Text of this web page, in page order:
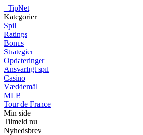
TipNet
Kategorier
Spil
Ratings
Bonus
Strategier
Opdateringer
Ansvarligt spil
Casino
Væddemål
MLB
Tour de France
Min side
Tilmeld nu
Nyhedsbrev